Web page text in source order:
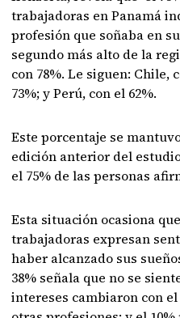
trabajadoras en Panamá
profesión que soñaba en
segundo más alto de la
con 78%. Le siguen: Chile,
73%; y Perú, con el 62%.
Este porcentaje se
edición anterior del
el 75% de las personas
Esta situación ocasiona
trabajadoras expresan
haber alcanzado sus
38% señala que no se
intereses cambiaron con